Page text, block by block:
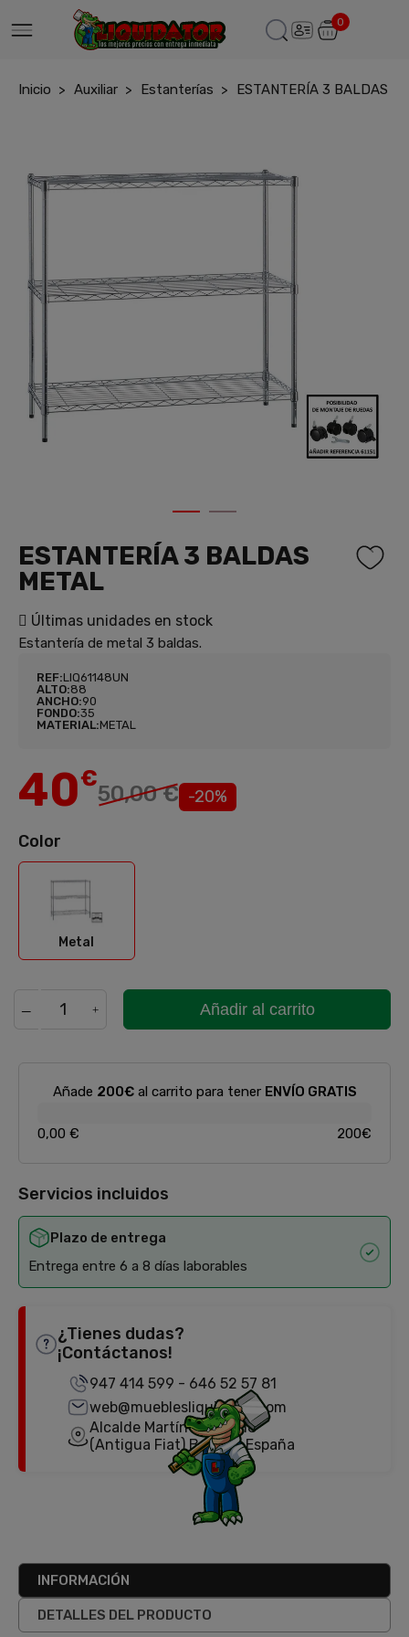
0
Inicio Auxiliar Estanterías ESTANTERÍA 3 BALDAS
ESTANTERÍA 3 BALDAS
METAL
Últimas unidades en stock
Estantería de metal 3 baldas.
REF:LIQ61148UN
ALTO:88
ANCHO:90
FONDO:35
MATERIAL:METAL
40€
50,00 € -20%
Color
Metal
Metal
Añadir al carrito
Añade 200€al carrito para tener ENVÍO GRATIS
0,00 € 200€
Servicios incluidos
Plazo de entrega
Entrega entre 6 a 8 días laborables
¿Tienes dudas?
¡Contáctanos!
947 414 599 - 646 52 57 81
web@mueblesliquidator.com
Alcalde Martín Cobos, 18
(Antigua Fiat) Burgos, España
INFORMACIÓN
DETALLES DEL PRODUCTO